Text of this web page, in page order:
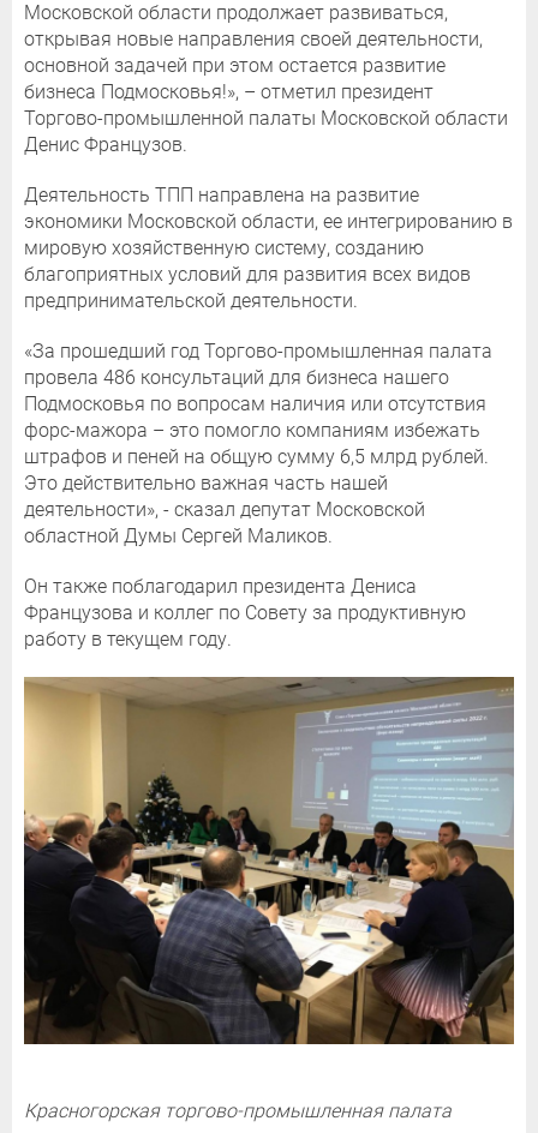
Московской области продолжает развиваться,
открывая новые направления своей деятельности,
основной задачей при этом остается развитие
бизнеса Подмосковья!», – отметил президент
Торгово-промышленной палаты Московской области
Денис Французов.
Деятельность ТПП направлена на развитие
экономики Московской области, ее интегрированию в
мировую хозяйственную систему, созданию
благоприятных условий для развития всех видов
предпринимательской деятельности.
«За прошедший год Торгово-промышленная палата
провела 486 консультаций для бизнеса нашего
Подмосковья по вопросам наличия или отсутствия
форс-мажора – это помогло компаниям избежать
штрафов и пеней на общую сумму 6,5 млрд рублей.
Это действительно важная часть нашей
деятельности», - сказал депутат Московской
областной Думы Сергей Маликов.
Он также поблагодарил президента Дениса
Французова и коллег по Совету за продуктивную
работу в текущем году.
Красногорская торгово-промышленная палата